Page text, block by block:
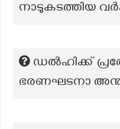
നാടുകടത്തിയ
ഡൽഹിക്ക്
ഭരണഘടനാ